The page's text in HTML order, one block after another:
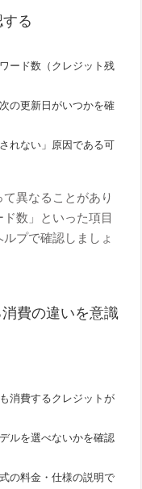
る
ード数（クレジット残
の更新日がいつかを確
れない」原因である可
異なることがあり
数」といった項目
プで確認しましょ
費の違いを意識
消費するクレジットが
ルを選べないかを確認
の料金・仕様の説明で